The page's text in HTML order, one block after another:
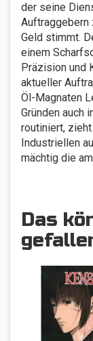
der seine
Auftraggebern
Geld stimmt.
einem
Präzision und
aktueller
Öl-Magnaten
Gründen auch
routiniert,
Industriellen
mächtig die
Das